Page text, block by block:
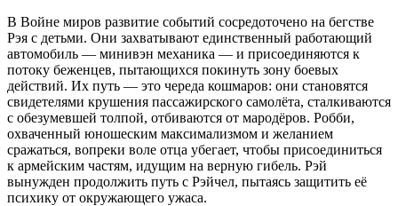
В Войне миров развитие событий сосредоточено на бегстве
Рэя с детьми. Они захватывают единственный работающий
автомобиль — минивэн механика — и присоединяются к
потоку беженцев, пытающихся покинуть зону боевых
действий. Их путь — это череда кошмаров: они становятся
свидетелями крушения пассажирского самолёта, сталкиваются
с обезумевшей толпой, отбиваются от мародёров. Робби,
охваченный юношеским максимализмом и желанием
сражаться, вопреки воле отца убегает, чтобы присоединиться
к армейским частям, идущим на верную гибель. Рэй
вынужден продолжить путь с Рэйчел, пытаясь защитить её
психику от окружающего ужаса.